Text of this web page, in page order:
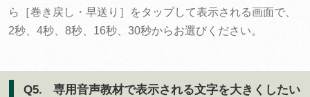
ら［巻き戻し・早送り］をタップして表示される画面で、
2秒、4秒、8秒、16秒、30秒からお選びください。
Q5.
専用音声教材で表示される文字を大きくしたい